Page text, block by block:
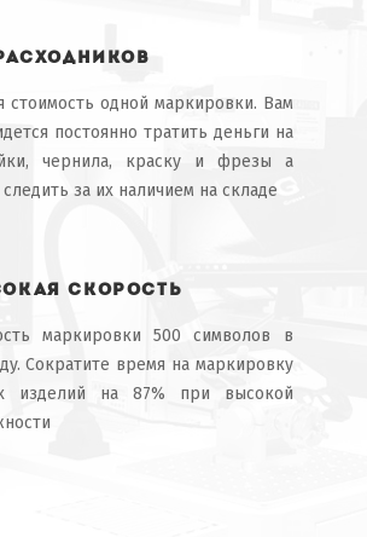
стоимость одной маркировки. Вам
постоянно тратить деньги на
чернила, краску и фрезы а
за их наличием на складе
скорость
маркировки 500 символов в
Сократите время на маркировку
изделий на 87% при высокой